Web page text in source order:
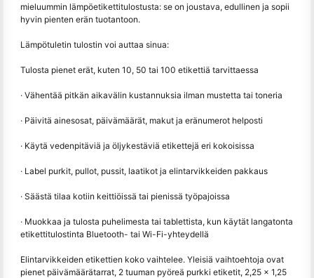
mieluummin lämpöetikettitulostusta: se on joustava, edullinen ja sopii
hyvin pienten erän tuotantoon.
Lämpötuletin tulostin voi auttaa sinua:
Tulosta pienet erät, kuten 10, 50 tai 100 etikettiä tarvittaessa
· Vähentää pitkän aikavälin kustannuksia ilman mustetta tai toneria
· Päivitä ainesosat, päivämäärät, makut ja eränumerot helposti
· Käytä vedenpitäviä ja öljykestäviä etikettejä eri kokoisissa
· Label purkit, pullot, pussit, laatikot ja elintarvikkeiden pakkaus
· Säästä tilaa kotiin keittiöissä tai pienissä työpajoissa
· Muokkaa ja tulosta puhelimesta tai tablettista, kun käytät langatonta
etikettitulostinta Bluetooth- tai Wi-Fi-yhteydellä
Elintarvikkeiden etikettien koko vaihtelee. Yleisiä vaihtoehtoja ovat
pienet päivämäärätarrat, 2 tuuman pyöreä purkki etiketit, 2,25 x 1,25